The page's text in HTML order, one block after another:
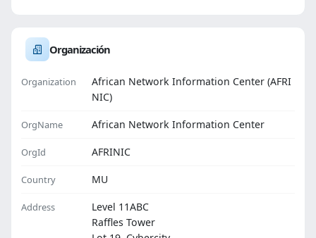
Organización
Organization
African Network Information Center (AFRI
NIC)
OrgName African Network Information Center
OrgId AFRINIC
Country MU
Address
Level 11ABC
Raffles Tower